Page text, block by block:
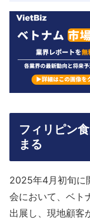
フィリピン
まる
2025年4月初旬に
会において、ベト
出展し、現地顧客